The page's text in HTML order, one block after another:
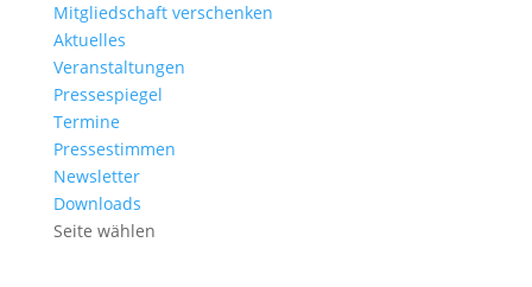
Mitgliedschaft verschenken
Aktuelles
Veranstaltungen
Pressespiegel
Termine
Pressestimmen
Newsletter
Downloads
Seite wählen